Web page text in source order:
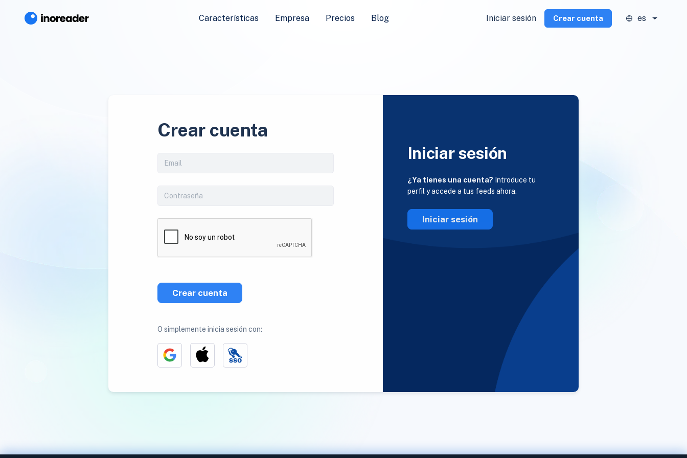
Características Empresa Precios Blog Iniciar sesión Crear cuenta es
Crear cuenta
Crear cuenta
O simplemente inicia sesión con:
Iniciar sesión
¿Ya tienes una cuenta? Introduce tu
perfil y accede a tus feeds ahora.
Iniciar sesión